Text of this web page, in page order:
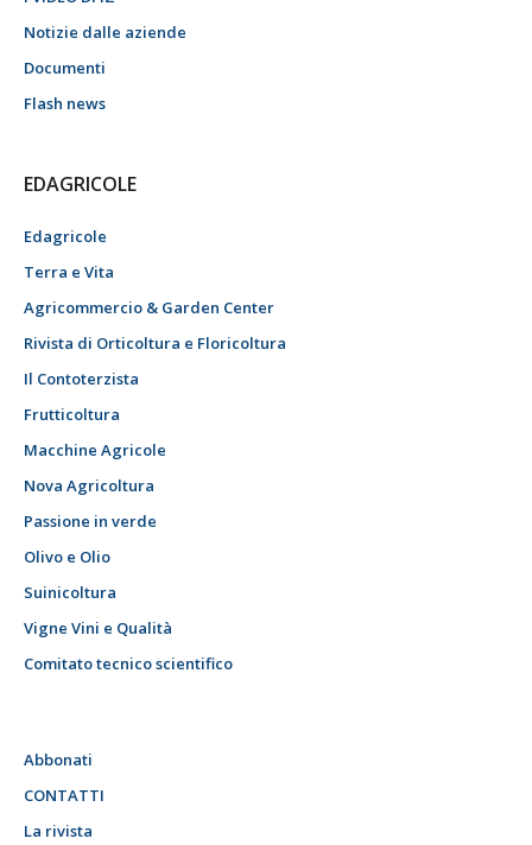
Notizie dalle aziende
Documenti
Flash news
EDAGRICOLE
Edagricole
Terra e Vita
Agricommercio & Garden Center
Rivista di Orticoltura e Floricoltura
Il Contoterzista
Frutticoltura
Macchine Agricole
Nova Agricoltura
Passione in verde
Olivo e Olio
Suinicoltura
Vigne Vini e Qualità
Comitato tecnico scientifico
Abbonati
CONTATTI
La rivista